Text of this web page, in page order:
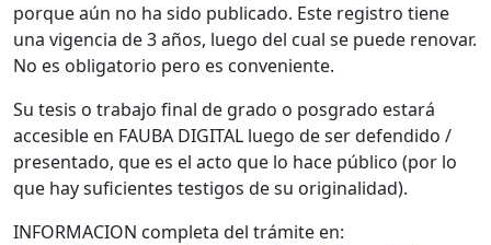
porque aún no ha sido publicado. Este registro tiene
una vigencia de 3 años, luego del cual se puede renovar.
No es obligatorio pero es conveniente.
Su tesis o trabajo final de grado o posgrado estará
accesible en FAUBA DIGITAL luego de ser defendido /
presentado, que es el acto que lo hace público (por lo
que hay suficientes testigos de su originalidad).
INFORMACION completa del trámite en: